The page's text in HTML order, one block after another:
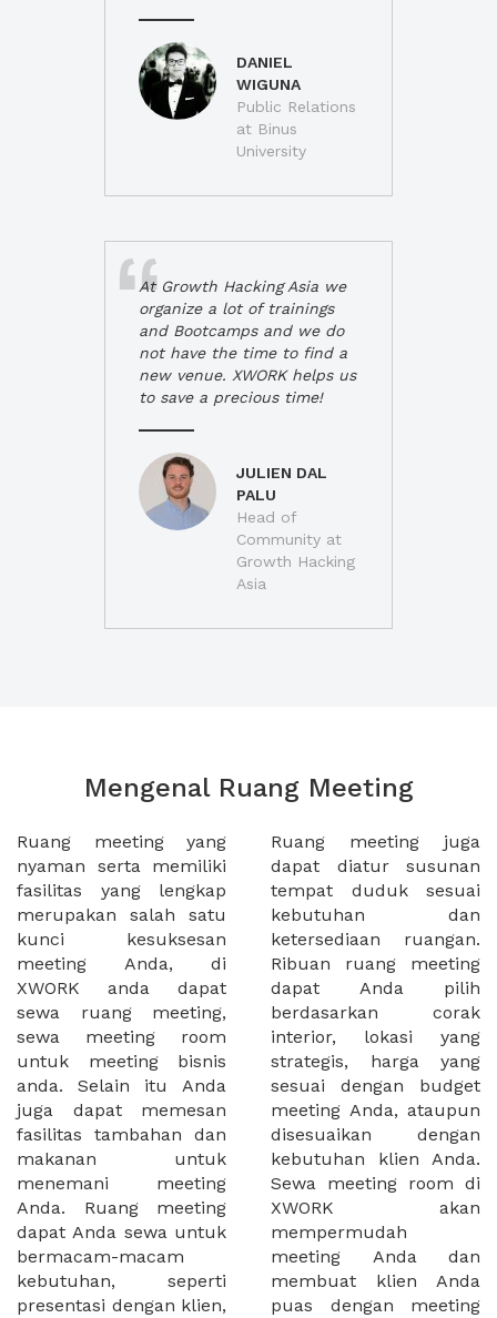
DANIEL
WIGUNA
Public Relations
at Binus
University
At Growth Hacking Asia we
organize a lot of trainings
and Bootcamps and we do
not have the time to find a
new venue. XWORK helps us
to save a precious time!
JULIEN DAL
PALU
Head of
Community at
Growth Hacking
Asia
Mengenal Ruang Meeting
Ruang meeting yang
nyaman serta memiliki
fasilitas yang lengkap
merupakan salah satu
kunci kesuksesan
meeting Anda, di
XWORK anda dapat
sewa ruang meeting,
sewa meeting room
untuk meeting bisnis
anda. Selain itu Anda
juga dapat memesan
fasilitas tambahan dan
makanan untuk
menemani meeting
Anda. Ruang meeting
dapat Anda sewa untuk
bermacam-macam
kebutuhan, seperti
presentasi dengan klien,
Ruang meeting juga
dapat diatur susunan
tempat duduk sesuai
kebutuhan dan
ketersediaan ruangan.
Ribuan ruang meeting
dapat Anda pilih
berdasarkan corak
interior, lokasi yang
strategis, harga yang
sesuai dengan budget
meeting Anda, ataupun
disesuaikan dengan
kebutuhan klien Anda.
Sewa meeting room di
XWORK akan
mempermudah
meeting Anda dan
membuat klien Anda
puas dengan meeting